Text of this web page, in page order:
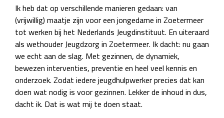
Ik heb dat op verschillende manieren gedaan: van
(vrijwillig) maatje zijn voor een jongedame in Zoetermeer
tot werken bij het Nederlands Jeugdinstituut. En uiteraard
als wethouder Jeugdzorg in Zoetermeer. Ik dacht: nu gaan
we echt aan de slag. Met gezinnen, de dynamiek,
bewezen interventies, preventie en heel veel kennis en
onderzoek. Zodat iedere jeugdhulpwerker precies dat kan
doen wat nodig is voor gezinnen. Lekker de inhoud in dus,
dacht ik. Dat is wat mij te doen staat.